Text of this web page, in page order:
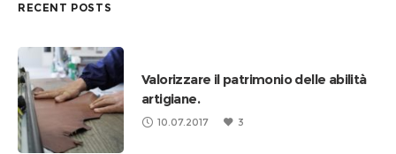
RECENT POSTS
Valorizzare il patrimonio delle abilità
artigiane.
10.07.2017 3